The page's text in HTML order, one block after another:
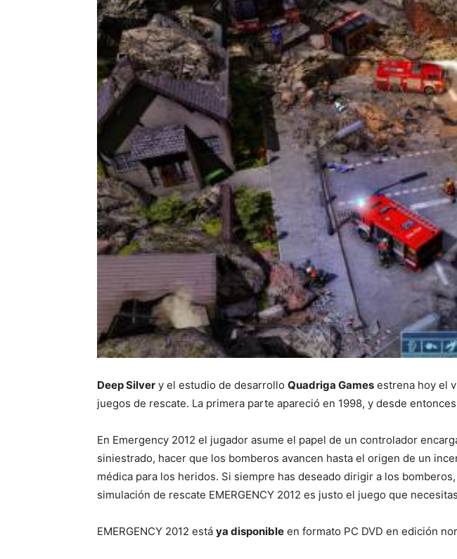
Deep Silver y el estudio de desarrollo Quadriga Games estrena hoy el
juegos de rescate. La primera parte apareció en 1998, y desde
En Emergency 2012 el jugador asume el papel de un controlador
siniestrado, hacer que los bomberos avancen hasta el origen de un
médica para los heridos. Si siempre has deseado dirigir a los
simulación de rescate EMERGENCY 2012 es justo el juego que
EMERGENCY 2012 está ya disponible en formato PC DVD en edición